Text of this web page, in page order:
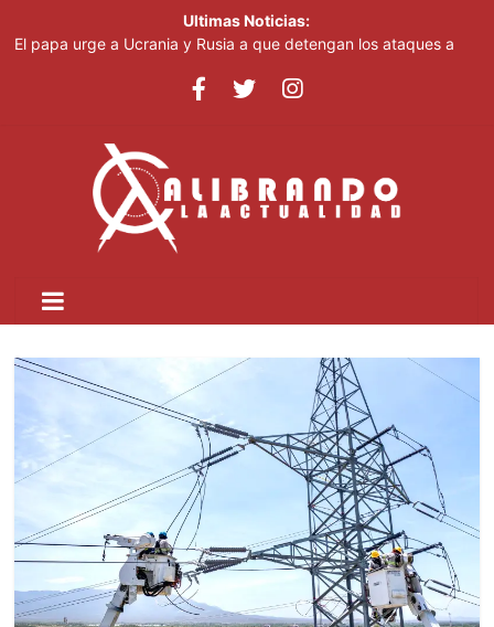
Ultimas Noticias:
El papa urge a Ucrania y Rusia a que detengan los ataques a
Irán afirma que Ormuz seguirá bloqueado hasta que EE. UU.
El papa urge a Ucrania y Rusia a que detengan los ataques a
objetivos civiles
Pronostican cielo grisáceo por polvo del Sahara y temperaturas
calurosas este domingo